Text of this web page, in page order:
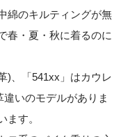
綿のキルティングが無
春・夏・秋に着るのに
)、「541xx」はカウレ
いのモデルがありま
ます。